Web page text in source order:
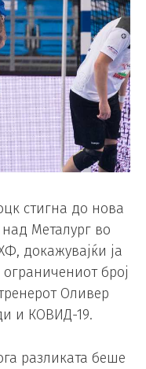
стигна до нова
над Металург во
докажувајќи ја
број
Оливер
и КОВИД-19.
разликата беше